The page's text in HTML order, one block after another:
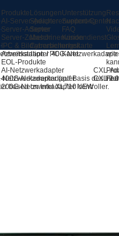
Produkte
AI-Server-Adapter
Server-Adapter
Server-Zubehör
IPC & Bildverarbeitungskarte
Arbeitsstation / PC-Karte
EOL-Produkte
AI-Netzwerkadapter
400G-Netzwerkadapter
200G-NetzwerkadapterNEW
CXL-
CXL 2.0
Lösungen
Speichererweiterung
Server
Maschinenvision
Cybersicherheit
Unterstützung
Support-Center
FAQ
Kundendienst
wie
40G-
(auf Basis des
based on Intel XL710 controller.